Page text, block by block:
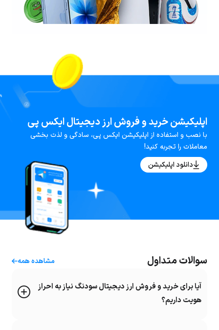
اپلیکیشن خرید و فروش ارز دیجیتال ایکس پی
با نصب و استفاده از اپلیکیشن ایکس پی، سادگی و لذت بخشی
معاملات را تجربه کنید!
دانلود اپلیکیشن
سوالات متداول مشاهده همه
آیا برای خرید و فروش ارز دیجیتال سودنگ نیاز به احراز
هویت داریم؟